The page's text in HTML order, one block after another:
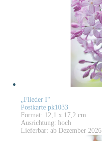
„Flieder I“
Postkarte pk1033
Format: 12,1 x 17,2 cm
Ausrichtung: hoch
Lieferbar: ab Dezember 2026